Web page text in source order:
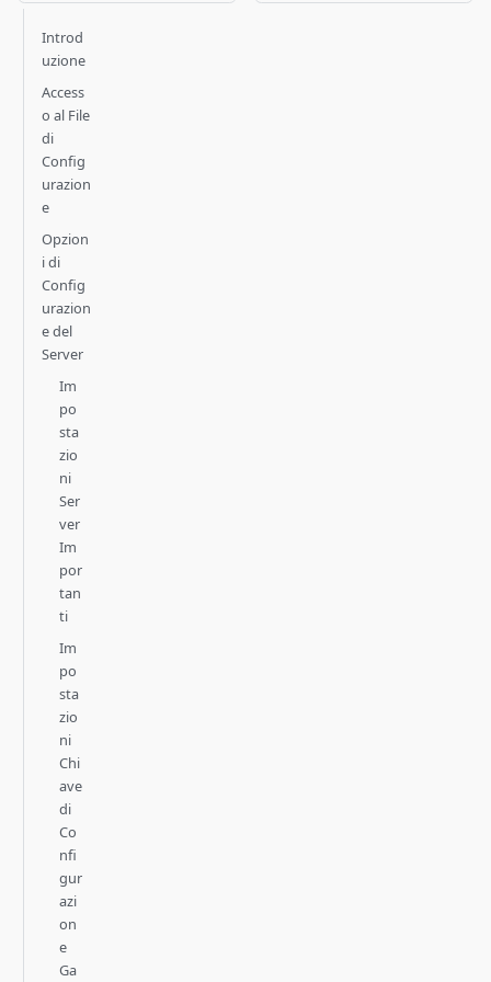
Introd
uzione
Access
o al File
di
Config
urazion
e
Opzion
i di
Config
urazion
e del
Server
Im
po
sta
zio
ni
Ser
ver
Im
por
tan
ti
Im
po
sta
zio
ni
Chi
ave
di
Co
nfi
gur
azi
on
e
Ga